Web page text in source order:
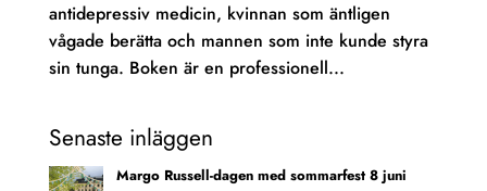
antidepressiv medicin, kvinnan som äntligen
vågade berätta och mannen som inte kunde styra
sin tunga. Boken är en professionell...
Senaste inläggen
Margo Russell-dagen med sommarfest 8 juni